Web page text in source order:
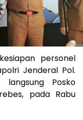
personel
Jenderal Pol.
langsung Posko
pada Rabu